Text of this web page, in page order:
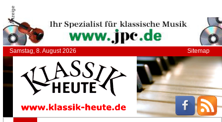
Anzeige
Samstag, 8. August 2026 Sitemap